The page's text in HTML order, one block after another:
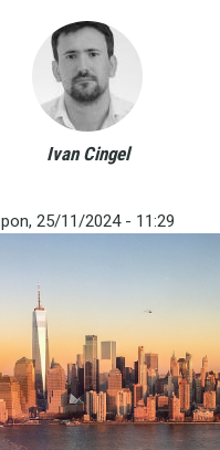
Ivan Cingel
pon, 25/11/2024 - 11:29